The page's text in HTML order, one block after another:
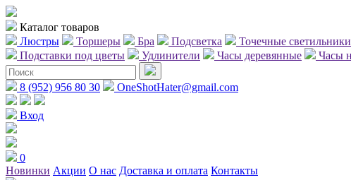
Каталог товаров
Люстры
Торшеры Бра Подсветка Точечные светильники
Подставки под цветы
Удлинители Часы деревянные Часы
8 (952) 956 80 30 OneShotHater@gmail.com
Вход
0
Новинки Акции О нас Доставка и оплата Контакты